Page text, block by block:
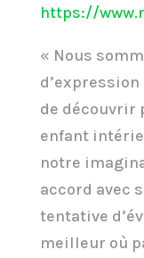
https://
« Nous
de découvrir
enfant
notre
accord avec
tentative
meilleur où